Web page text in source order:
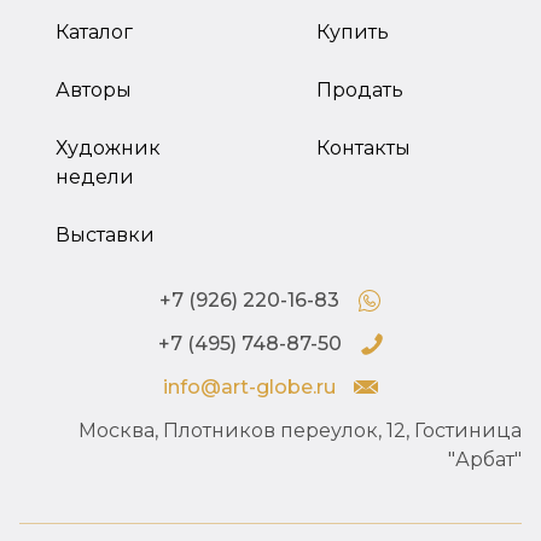
Каталог
Авторы
Художник
недели
Выставки
Купить
Продать
Контакты
+7 (926) 220-16-83
+7 (495) 748-87-50
info@art-globe.ru
Москва, Плотников переулок, 12, Гостиница
"Арбат"